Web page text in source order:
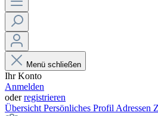
Menü schließen
Ihr Konto
Anmelden
oderregistrieren
Übersicht Persönliches Profil Adressen